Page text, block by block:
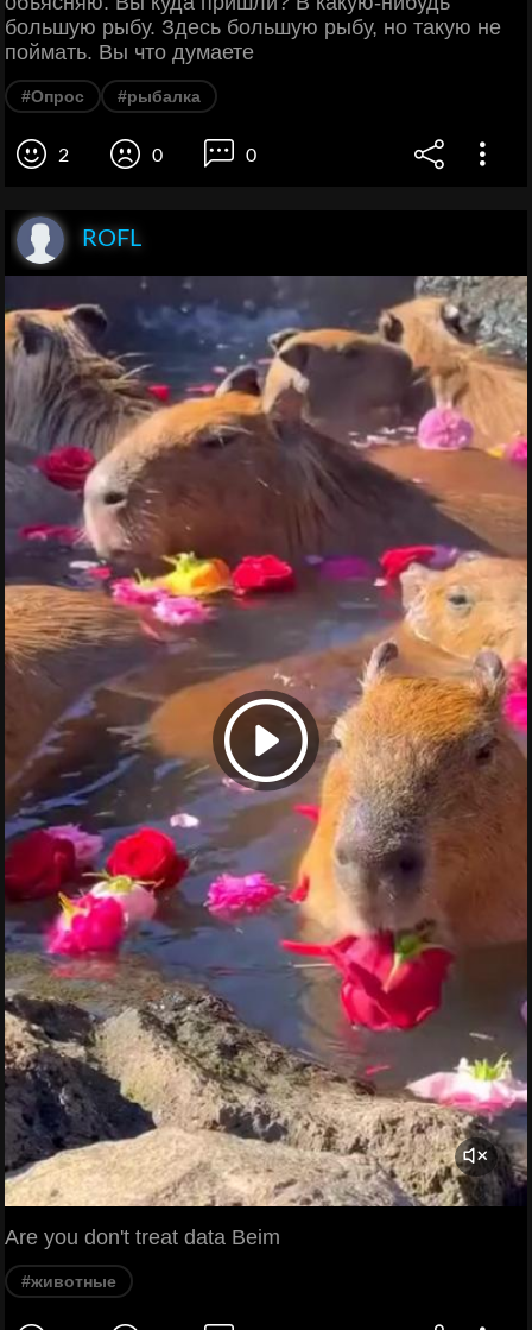
большую рыбу. Здесь большую рыбу, но такую не
поймать. Вы что думаете
#Опрос #рыбалка
2 0 0
ROFL
Are you don't treat data Beim
#животные